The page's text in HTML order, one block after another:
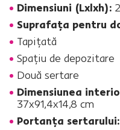
Dimensiuni (Lxlxh):
Suprafaţa pentru
Tapiţată
Spaţiu de depozitare
Două sertare
Dimensiunea
37x91,4x14,8 cm
Portanţa sertarului: